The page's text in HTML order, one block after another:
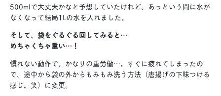
500mlで大丈夫かなと予想していたけれど、あっという間に水が
なくなって結局1Lの水を入れました。
そして、袋をぐるぐる回してみると…
めちゃくちゃ重い…！
慣れない動作で、かなりの重労働…。すぐに疲れてしまったの
で、途中から袋の外からもみもみ洗う方法（唐揚げの下味つける
感じ。笑）に変更。